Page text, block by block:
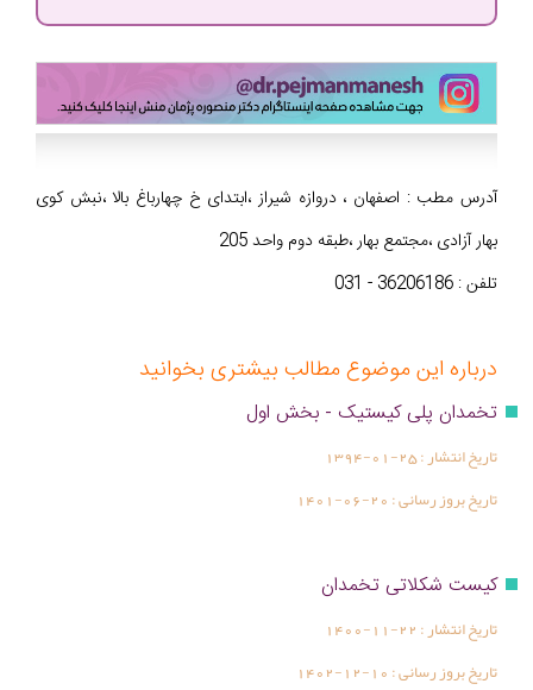
آدرس مطب : اصفهان ، دروازه شیراز ،ابتدای خ چهارباغ بالا ،نبش کوی
بهار آزادی ،مجتمع بهار ،طبقه دوم واحد 205
تلفن : 36206186 - 031
درباره این موضوع مطالب بیشتری بخوانید
تخمدان پلی کیستیک - بخش اول
تاریخ انتشار :1394-01-25
تاریخ بروز رسانی :1401-06-20
کیست شکلاتی تخمدان
تاریخ انتشار :1400-11-22
تاریخ بروز رسانی :1402-12-10